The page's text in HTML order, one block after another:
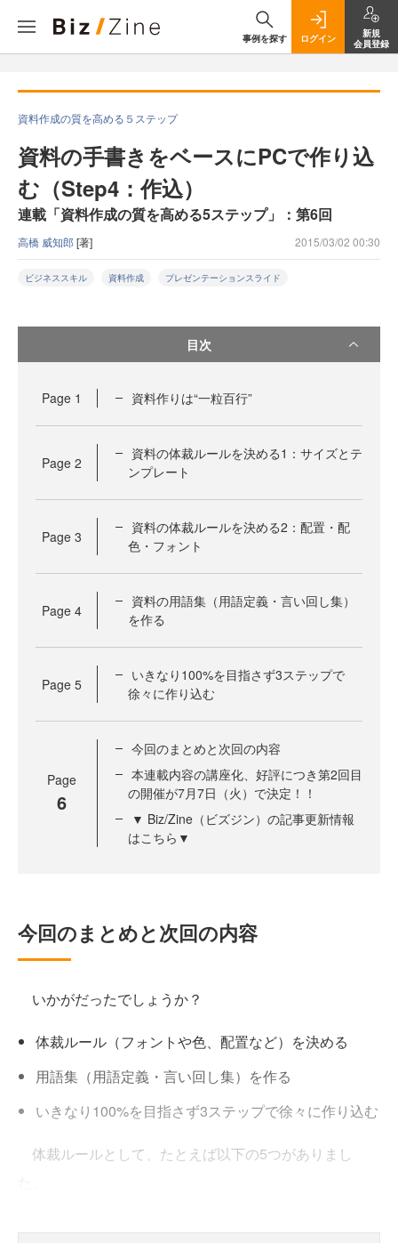
事例を探す ログイン
新規
会員登録
資料作成の質を高める５ステップ
資料の手書きをベースにPCで作り込
む（Step4：作込）
連載「資料作成の質を高める5ステップ」：第6回
高橋 威知郎[著] 2015/03/02 00:30
ビジネススキル 資料作成 プレゼンテーションスライド
目次
Page 1 資料作りは“一粒百行”
Page 2
資料の体裁ルールを決める1：サイズとテ
ンプレート
Page 3
資料の体裁ルールを決める2：配置・配
色・フォント
Page 4
資料の用語集（用語定義・言い回し集）
を作る
Page 5
いきなり100%を目指さず3ステップで
徐々に作り込む
Page
6
今回のまとめと次回の内容
本連載内容の講座化、好評につき第2回目
の開催が7月7日（火）で決定！！
▼ Biz/Zine（ビズジン）の記事更新情報
はこちら▼
今回のまとめと次回の内容
いかがだったでしょうか？
体裁ルール（フォントや色、配置など）を決める
用語集（用語定義・言い回し集）を作る
いきなり100%を目指さず3ステップで徐々に作り込む
体裁ルールとして、たとえば以下の5つがありまし